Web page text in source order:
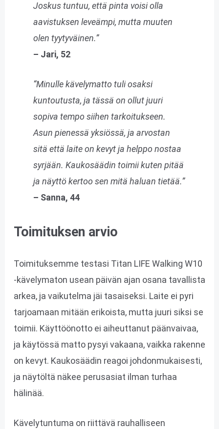
Joskus tuntuu, että pinta voisi olla
aavistuksen leveämpi, mutta muuten
olen tyytyväinen.”
– Jari, 52
“Minulle kävelymatto tuli osaksi
kuntoutusta, ja tässä on ollut juuri
sopiva tempo siihen tarkoitukseen.
Asun pienessä yksiössä, ja arvostan
sitä että laite on kevyt ja helppo nostaa
syrjään. Kaukosäädin toimii kuten pitää
ja näyttö kertoo sen mitä haluan tietää.”
– Sanna, 44
Toimituksen arvio
Toimituksemme testasi Titan LIFE Walking W10
-kävelymaton usean päivän ajan osana tavallista
arkea, ja vaikutelma jäi tasaiseksi. Laite ei pyri
tarjoamaan mitään erikoista, mutta juuri siksi se
toimii. Käyttöönotto ei aiheuttanut päänvaivaa,
ja käytössä matto pysyi vakaana, vaikka rakenne
on kevyt. Kaukosäädin reagoi johdonmukaisesti,
ja näytöltä näkee perusasiat ilman turhaa
hälinää.
Kävelytuntuma on riittävä rauhalliseen